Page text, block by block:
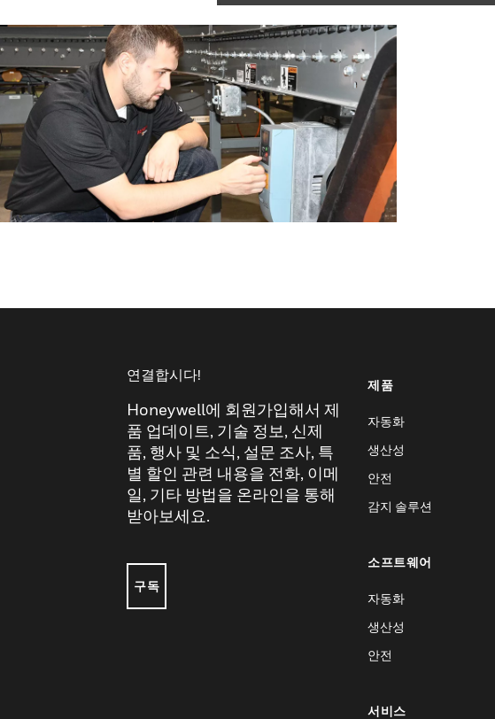
연결합시다!
Honeywell에 회원가입해서 제
품 업데이트, 기술 정보, 신제
품, 행사 및 소식, 설문 조사, 특
별 할인 관련 내용을 전화, 이메
일, 기타 방법을 온라인을 통해
받아보세요.
구독
제품
자동화
생산성
안전
감지 솔루션
소프트웨어
자동화
생산성
안전
서비스